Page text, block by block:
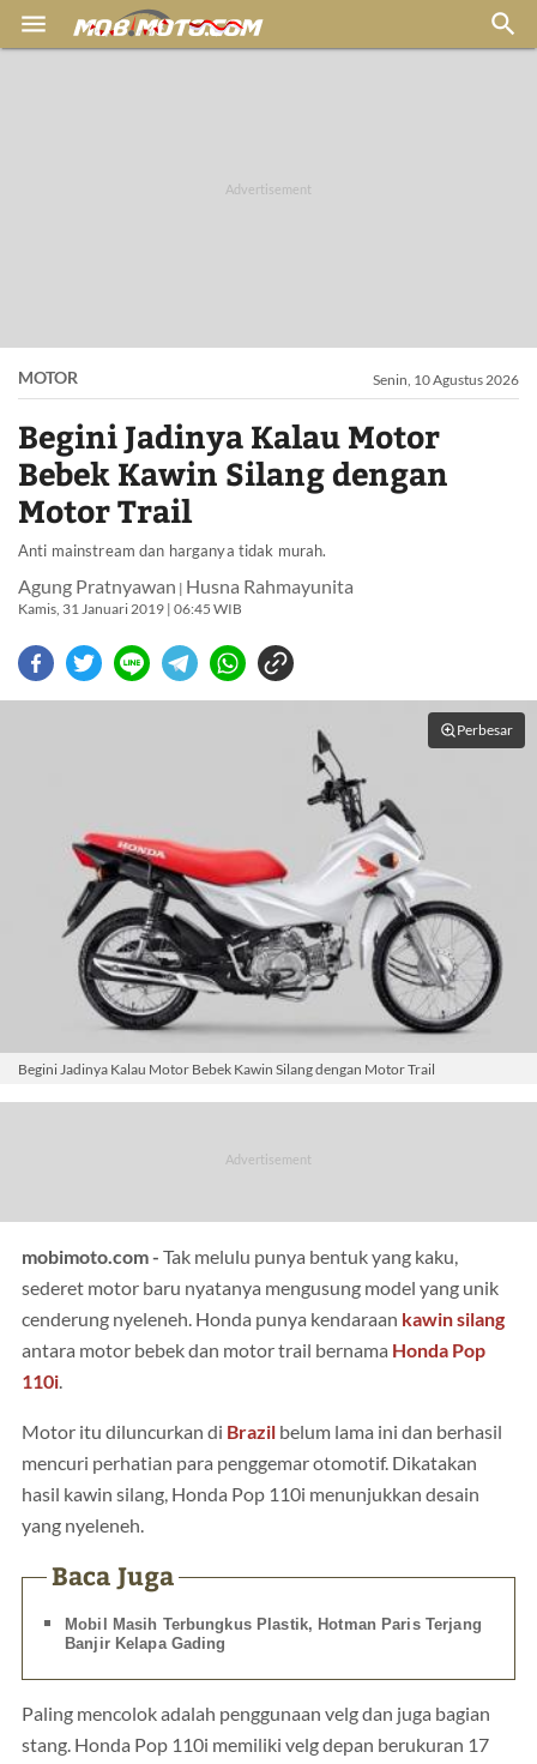
 
MOTOR Senin, 10 Agustus 2026
Begini Jadinya Kalau Motor
Bebek Kawin Silang dengan
Motor Trail
Anti mainstream dan harganya tidak murah.
Agung Pratnyawan | Husna Rahmayunita
Kamis, 31 Januari 2019 | 06:45 WIB
Perbesar
Begini Jadinya Kalau Motor Bebek Kawin Silang dengan Motor Trail
mobimoto.com - Tak melulu punya bentuk yang kaku,
sederet motor baru nyatanya mengusung model yang unik
cenderung nyeleneh. Honda punya kendaraan kawin silang
antara motor bebek dan motor trail bernama Honda Pop
110i.
Motor itu diluncurkan di Brazil belum lama ini dan berhasil
mencuri perhatian para penggemar otomotif. Dikatakan
hasil kawin silang, Honda Pop 110i menunjukkan desain
yang nyeleneh.
Baca Juga
Mobil Masih Terbungkus Plastik, Hotman Paris Terjang
Banjir Kelapa Gading
Paling mencolok adalah penggunaan velg dan juga bagian
stang. Honda Pop 110i memiliki velg depan berukuran 17